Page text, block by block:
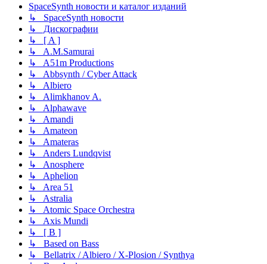
SpaceSynth новости и каталог изданий
↳ SpaceSynth новости
↳ Дискографии
↳ [ A ]
↳ A.M.Samurai
↳ A51m Productions
↳ Abbsynth / Cyber Attack
↳ Albiero
↳ Alimkhanov A.
↳ Alphawave
↳ Amandi
↳ Amateon
↳ Amateras
↳ Anders Lundqvist
↳ Anosphere
↳ Aphelion
↳ Area 51
↳ Astralia
↳ Atomic Space Orchestra
↳ Axis Mundi
↳ [ B ]
↳ Based on Bass
↳ Bellatrix / Albiero / X-Plosion / Synthya